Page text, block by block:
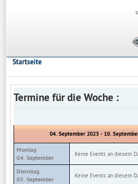
Startseite
Termine für die Woche :
04. September 2023 - 10.
Montag
04. September
Keine Events an diesem
Dienstag
05. September
Keine Events an diesem